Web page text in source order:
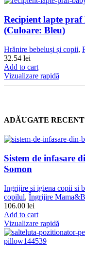
Recipient lapte
(Culoare: Bleu)
Hrănire bebeluși și copii,
32.54 lei
Add to cart
Vizualizare rapidă
ADĂUGATE RECENT
Sistem de infasare
Somon
Ingrijire si igiena copii si
copilul, Îngrijire
106.00 lei
Add to cart
Vizualizare rapidă